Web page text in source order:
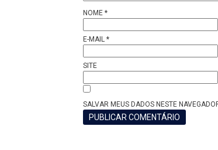
NOME *
E-MAIL *
SITE
SALVAR MEUS DADOS NESTE